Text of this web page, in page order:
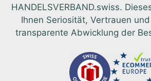
HANDELSVERBAND.swiss.
Ihnen Seriosität, Vertrauen
transparente Abwicklung der